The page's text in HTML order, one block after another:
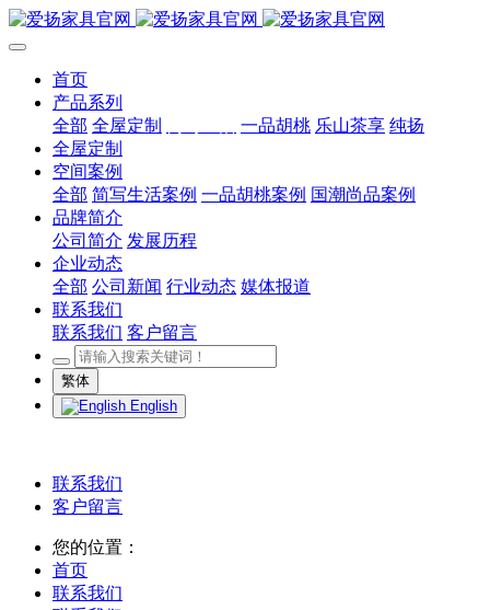
首页
产品系列
全部 全屋定制 一品胡桃 乐山茶享 纯扬
全屋定制
空间案例
全部 简写生活案例 一品胡桃案例 国潮尚品案例
品牌简介
公司简介 发展历程
企业动态
全部 公司新闻 行业动态 媒体报道
联系我们
联系我们 客户留言
繁体
English
联系我们
客户留言
您的位置：
首页
联系我们